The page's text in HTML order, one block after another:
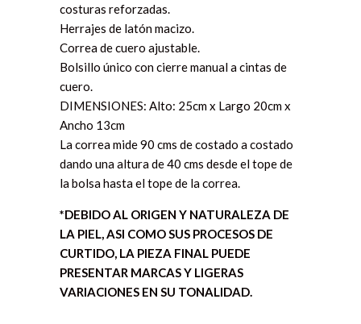
costuras reforzadas.
Herrajes de latón macizo.
Correa de cuero ajustable.
Bolsillo único con cierre manual a cintas de
cuero.
DIMENSIONES: Alto: 25cm x Largo 20cm x
Ancho 13cm
La correa mide 90 cms de costado a costado
dando una altura de 40 cms desde el tope de
la bolsa hasta el tope de la correa.
*DEBIDO AL ORIGEN Y NATURALEZA DE
LA PIEL, ASI COMO SUS PROCESOS DE
CURTIDO, LA PIEZA FINAL PUEDE
PRESENTAR MARCAS Y LIGERAS
VARIACIONES EN SU TONALIDAD.